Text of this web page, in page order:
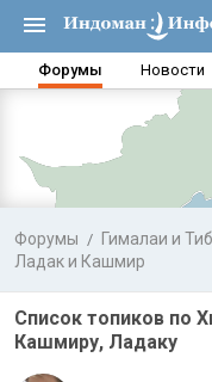
Форумы Новости
Форумы Гималаи и
Ладак и Кашмир
Список топиков по
Кашмиру, Ладаку